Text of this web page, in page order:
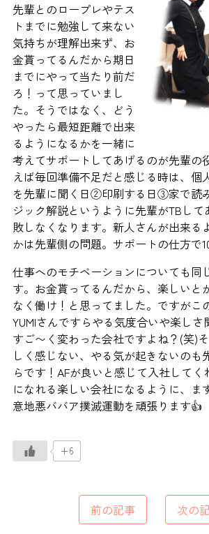
先輩とのロープレやテス
トまでに勉強して来ない
気持ちが理解出来ず、お
金貰ってるんだから期日
までにやって当たり前だ
ろ！って思っていまし
た。そうではなく、どう
やったら最短距離で出来
るようになるかを一緒に
考えてサポートしてあげるのが先輩の
えば毎回準備不足だと感じる時は、
を先輩に聞く日②印刷する日③家で読
ジック解説というように先輩がTBし
敗しなくなります。新人さんが出来る
かは先輩側の問題。サポートの仕方で
仕事へのモチベーションについても同
す。お金貰ってるんだから、楽しいと
なく働け！と思ってました。ですがこ
YUMIさんですらやる気度合いや楽しさ
すご〜く変わった会社ですよね？(笑)
しく感じない、やる気が起きないのも
らです！AFが良いと感じて入社してく
になれる楽しい会社になるように、ま
意地悪ババア撲滅運動を頑張ります👍
+6
前の記事 次の